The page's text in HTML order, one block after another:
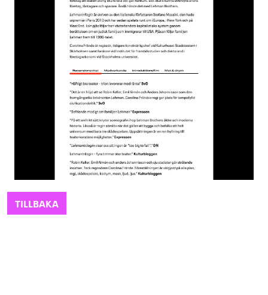
TILLBAKA